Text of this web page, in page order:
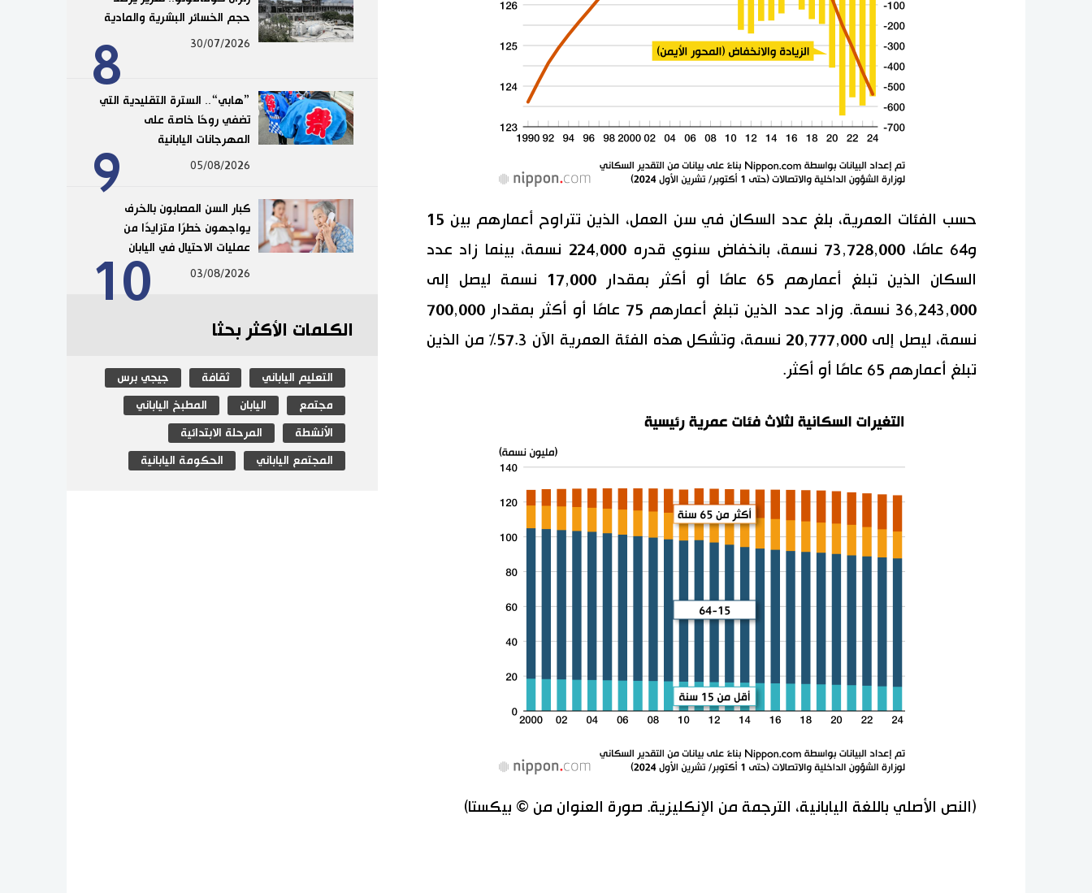
حسب الفئات العمرية، بلغ عدد السكان في سن العمل، الذين تتراوح أعمارهم بين 15
و64 عامًا، 73,728,000 نسمة، بانخفاض سنوي قدره 224,000 نسمة، بينما زاد عدد
السكان الذين تبلغ أعمارهم 65 عامًا أو أكثر بمقدار 17,000 نسمة ليصل إلى
36,243,000 نسمة. وزاد عدد الذين تبلغ أعمارهم 75 عامًا أو أكثر بمقدار 700,000
نسمة، ليصل إلى 20,777,000 نسمة، وتشكل هذه الفئة العمرية الآن 57.3% من الذين
تبلغ أعمارهم 65 عامًا أو أكثر.
(النص الأصلي باللغة اليابانية، الترجمة من الإنكليزية. صورة العنوان من © بيكستا)
8
حجم الخسائر البشرية والمادية
30/07/2026
9
”هابي“.. السترة التقليدية التي
تضفي روحًا خاصة على
المهرجانات اليابانية
05/08/2026
10
كبار السن المصابون بالخرف
يواجهون خطرًا متزايدًا من
عمليات الاحتيال في اليابان
03/08/2026
الكلمات الأكثر بحثا
التعليم الياباني ثقافة جيجي برس
مجتمع اليابان المطبخ الياباني
الأنشطة المرحلة الابتدائية
المجتمع الياباني الحكومة اليابانية